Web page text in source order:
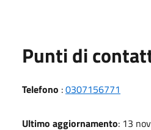
Punti di
Telefono :0307156771
Ultimo aggiornamento: 13